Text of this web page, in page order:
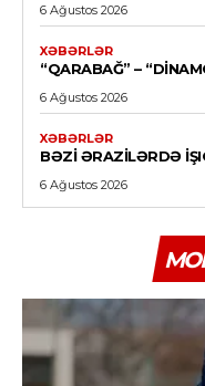
6 Ağustos 2026
XƏBƏRLƏR
“QARABAĞ” –
6 Ağustos 2026
XƏBƏRLƏR
BƏZI ƏRAZILƏRDƏ
6 Ağustos 2026